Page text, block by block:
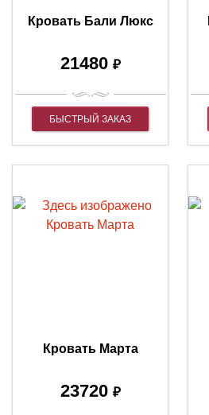
Кровать Бали Люкс
21480 ₽
БЫСТРЫЙ ЗАКАЗ
Кровать Марта
23720 ₽